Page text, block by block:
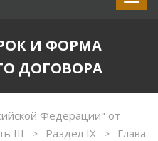
И ФОРМА
ДОГОВОРА
Федерации" от
III > Раздел IX >
Глава